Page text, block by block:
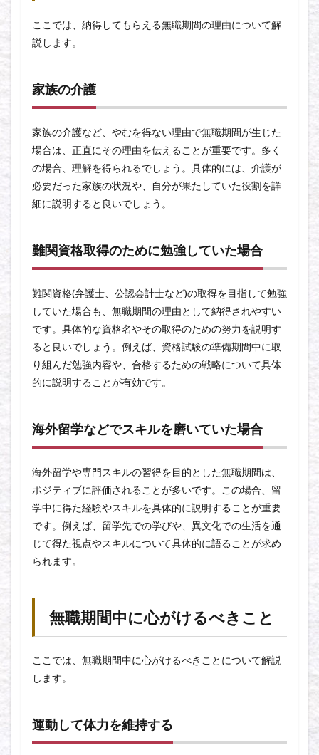
ここでは、納得してもらえる無職期間の理由について解
説します。
家族の介護
家族の介護など、やむを得ない理由で無職期間が生じた
場合は、正直にその理由を伝えることが重要です。多く
の場合、理解を得られるでしょう。具体的には、介護が
必要だった家族の状況や、自分が果たしていた役割を詳
細に説明すると良いでしょう。
難関資格取得のために勉強していた場合
難関資格(弁護士、公認会計士など)の取得を目指して勉強
していた場合も、無職期間の理由として納得されやすい
です。具体的な資格名やその取得のための努力を説明す
ると良いでしょう。例えば、資格試験の準備期間中に取
り組んだ勉強内容や、合格するための戦略について具体
的に説明することが有効です。
海外留学などでスキルを磨いていた場合
海外留学や専門スキルの習得を目的とした無職期間は、
ポジティブに評価されることが多いです。この場合、留
学中に得た経験やスキルを具体的に説明することが重要
です。例えば、留学先での学びや、異文化での生活を通
じて得た視点やスキルについて具体的に語ることが求め
られます。
無職期間中に心がけるべきこと
ここでは、無職期間中に心がけるべきことについて解説
します。
運動して体力を維持する